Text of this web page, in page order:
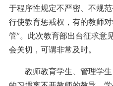
于程序性规定不严密、不规
行使教育惩戒权，有的教师
管”。此次教育部出台征求意
会关切，可谓非常及时。
教师教育学生、管理学生